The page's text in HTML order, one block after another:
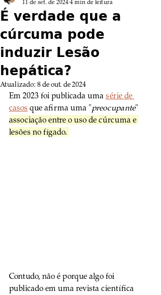
É verdade que a
cúrcuma pode
induzir Lesão
hepática?
11 de set. de 2024 4 min de leitura
Atualizado: 8 de out. de 2024
Em 2023 foi publicada uma série de
casos que afirma uma "preocupante"
associação entre o uso de cúrcuma e
lesões no fígado.
Contudo, não é porque algo foi
publicado em uma revista científica